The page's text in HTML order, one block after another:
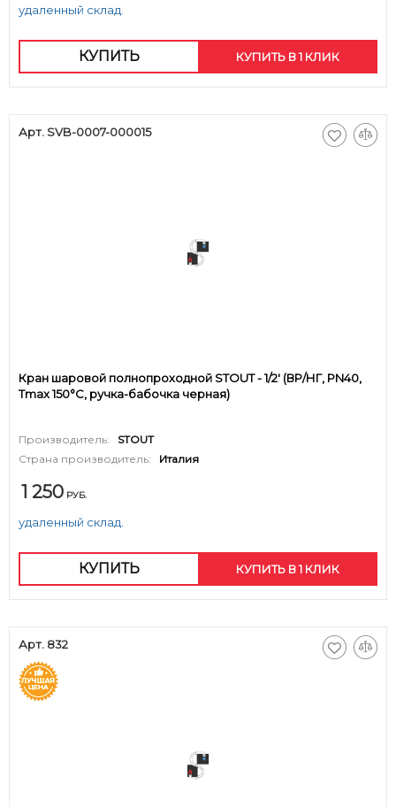
удаленный склад.
КУПИТЬ КУПИТЬ В 1 КЛИК
Арт. SVB-0007-000015
Кран шаровой полнопроходной STOUT - 1/2' (ВР/НГ, PN40,
Tmax 150°С, ручка-бабочка черная)
Производитель:
STOUT
Страна производитель:
Италия
1 250 РУБ.
удаленный склад.
КУПИТЬ КУПИТЬ В 1 КЛИК
Арт. 832